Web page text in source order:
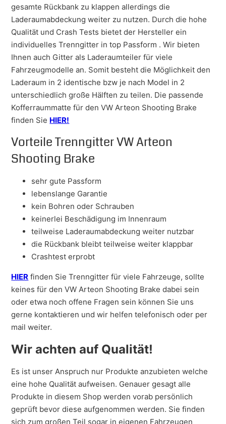
gesamte Rückbank zu klappen allerdings die
Laderaumabdeckung weiter zu nutzen. Durch die hohe
Qualität und Crash Tests bietet der Hersteller ein
individuelles Trenngitter in top Passform . Wir bieten
Ihnen auch Gitter als Laderaumteiler für viele
Fahrzeugmodelle an. Somit besteht die Möglichkeit den
Laderaum in 2 identische bzw je nach Model in 2
unterschiedlich große Hälften zu teilen. Die passende
Kofferraummatte für den VW Arteon Shooting Brake
finden Sie HIER!
Vorteile Trenngitter VW Arteon
Shooting Brake
sehr gute Passform
lebenslange Garantie
kein Bohren oder Schrauben
keinerlei Beschädigung im Innenraum
teilweise Laderaumabdeckung weiter nutzbar
die Rückbank bleibt teilweise weiter klappbar
Crashtest erprobt
HIER finden Sie Trenngitter für viele Fahrzeuge, sollte
keines für den VW Arteon Shooting Brake dabei sein
oder etwa noch offene Fragen sein können Sie uns
gerne kontaktieren und wir helfen telefonisch oder per
mail weiter.
Wir achten auf Qualität!
Es ist unser Anspruch nur Produkte anzubieten welche
eine hohe Qualität aufweisen. Genauer gesagt alle
Produkte in diesem Shop werden vorab persönlich
geprüft bevor diese aufgenommen werden. Sie finden
sich zum großen Teil sogar in eigenen Fahrzeugen